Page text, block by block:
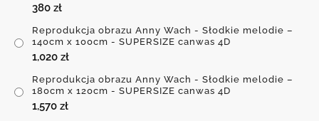
380 zł
Reprodukcja obrazu Anny Wach - Słodkie melodie –
140cm x 100cm - SUPERSIZE canwas 4D
1,020 zł
Reprodukcja obrazu Anny Wach - Słodkie melodie –
180cm x 120cm - SUPERSIZE canwas 4D
1,570 zł